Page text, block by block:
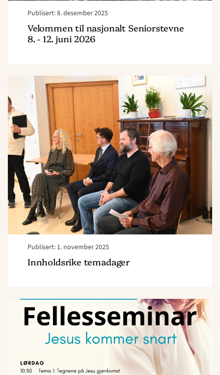
Publisert: 8. desember 2025
Velommen til nasjonalt Seniorstevne
8. - 12. juni 2026
Publisert: 1. november 2025
Innholdsrike temadager
Read
article
"Innholdsrike
temadager"
article
"Fellesseminar
13.-14.
september,
Greåker